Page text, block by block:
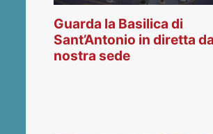
Guarda la Basilica di
Sant’Antonio in diretta
nostra sede